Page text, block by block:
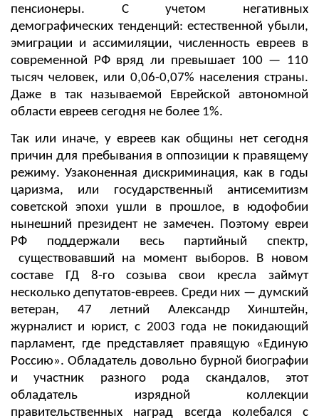
пенсионеры. С учетом негативных
демографических тенденций: естественной убыли,
эмиграции и ассимиляции, численность евреев в
современной РФ вряд ли превышает 100 — 110
тысяч человек, или 0,06-0,07% населения страны.
Даже в так называемой Еврейской автономной
области евреев сегодня не более 1%.
Так или иначе, у евреев как общины нет сегодня
причин для пребывания в оппозиции к правящему
режиму. Узаконенная дискриминация, как в годы
царизма, или государственный антисемитизм
советской эпохи ушли в прошлое, в юдофобии
нынешний президент не замечен. Поэтому евреи
РФ поддержали весь партийный спектр,
существовавший на момент выборов. В новом
составе ГД 8-го созыва свои кресла займут
несколько депутатов-евреев. Среди них — думский
ветеран, 47 летний Александр Хинштейн,
журналист и юрист, с 2003 года не покидающий
парламент, где представляет правящую «Единую
Россию». Обладатель довольно бурной биографии
и участник разного рода скандалов, этот
обладатель изрядной коллекции
правительственных наград всегда колебался с